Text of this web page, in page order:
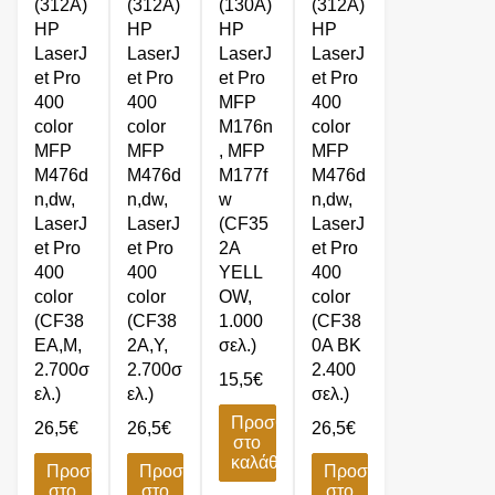
(312A)
HP
LaserJ
et Pro
400
color
MFP
M476d
n,dw,
LaserJ
et Pro
400
color
(CF38
EA,M,
2.700σ
ελ.)
26,5€
Προσθήκη
στο
(312A)
HP
LaserJ
et Pro
400
color
MFP
M476d
n,dw,
LaserJ
et Pro
400
color
(CF38
2A,Y,
2.700σ
ελ.)
26,5€
Προσθήκη
στο
(130A)
HP
LaserJ
et Pro
MFP
M176n
, MFP
M177f
w
(CF35
2A
YELL
OW,
1.000
σελ.)
15,5€
Προσθήκη
στο
καλάθι
(312A)
HP
LaserJ
et Pro
400
color
MFP
M476d
n,dw,
LaserJ
et Pro
400
color
(CF38
0A BK
2.400
σελ.)
26,5€
Προσθήκη
στο